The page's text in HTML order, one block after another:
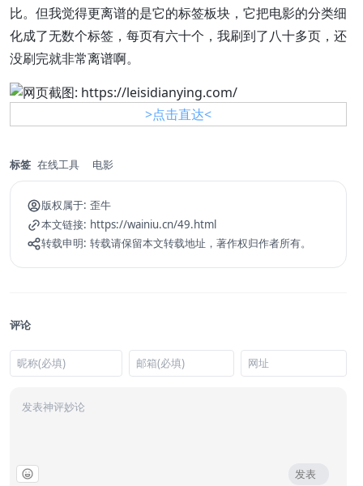
比。但我觉得更离谱的是它的标签板块，它把电影的分类细
化成了无数个标签，每页有六十个，我刷到了八十多页，还
没刷完就非常离谱啊。
>点击直达<
标签 在线工具 电影
版权属于: 歪牛
本文链接: https://wainiu.cn/49.html
转载申明: 转载请保留本文转载地址，著作权归作者所有。
评论
发表